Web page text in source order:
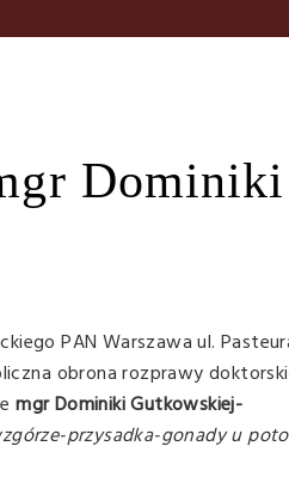
Dominiki
PAN Warszawa ul.
obrona rozprawy
mgr Dominiki Gutkowskiej-
przysadka-gonady u